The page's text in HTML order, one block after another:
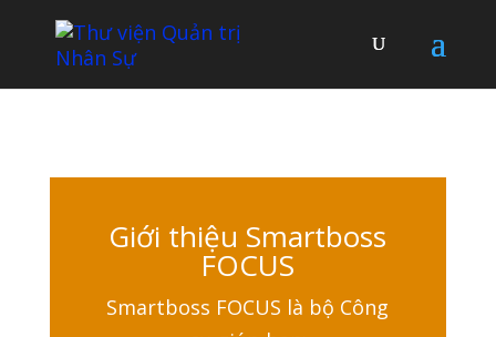
Giới thiệu Smartboss
FOCUS
Smartboss FOCUS là bộ Công